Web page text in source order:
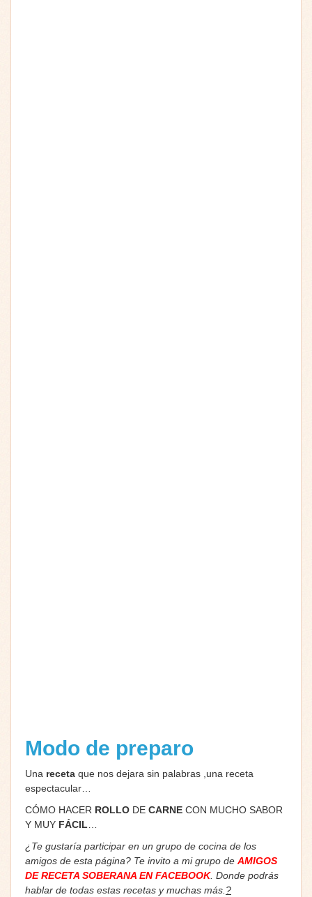
Modo de preparo
Una receta que nos dejara sin palabras ,una receta
espectacular…
CÓMO HACER ROLLO DE CARNE CON MUCHO SABOR
Y MUY FÁCIL
¿Te gustaría participar en un grupo de cocina de los
amigos de esta página? Te invito a mi grupo de AMIGOS
DE RECETA SOBERANA EN FACEBOOK. Donde podrás
hablar de todas estas recetas y muchas más. ?